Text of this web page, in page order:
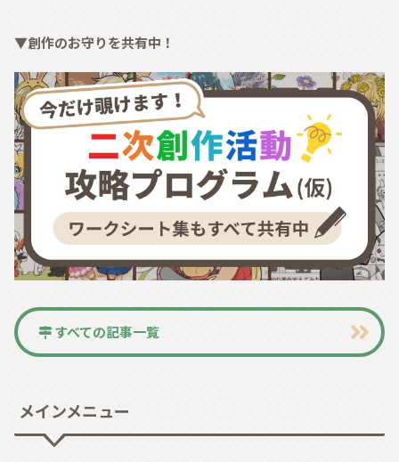
▼創作のお守りを共有中！
すべての記事一覧
メインメニュー